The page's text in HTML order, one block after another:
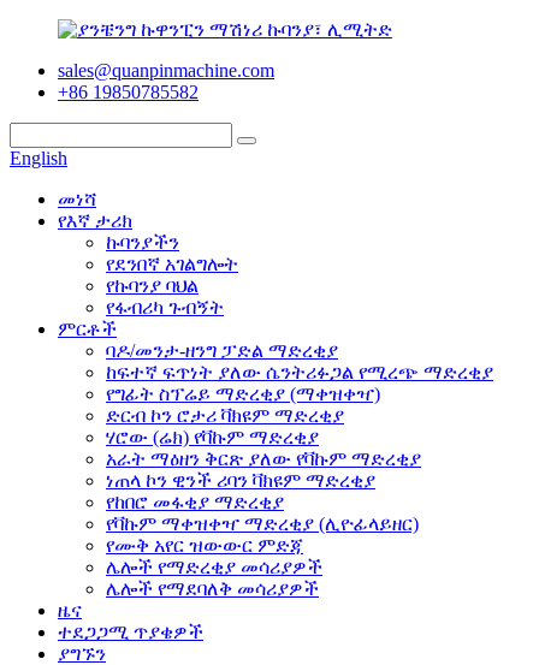
sales@quanpinmachine.com
+86 19850785582
English
መነሻ
የእኛ ታሪክ
ኩባንያችን
የደንበኛ አገልግሎት
የኩባንያ ባህል
የፋብሪካ ጉብኝት
ምርቶች
ባዶ/መንታ-ዘንግ ፓድል ማድረቂያ
ከፍተኛ ፍጥነት ያለው ሴንትሪፉጋል የሚረጭ ማድረቂያ
የግፊት ስፕሬይ ማድረቂያ (ማቀዝቀዣ)
ድርብ ኮን ሮታሪ ቫክዩም ማድረቂያ
ሃሮው (ሬክ) የቫኩም ማድረቂያ
አራት ማዕዘን ቅርጽ ያለው የቫኩም ማድረቂያ
ነጠላ ኮን ዊንች ሪባን ቫክዩም ማድረቂያ
የከበሮ መፋቂያ ማድረቂያ
የቫኩም ማቀዝቀዣ ማድረቂያ (ሊዮፊላይዘር)
የሙቅ አየር ዝውውር ምድጃ
ሌሎች የማድረቂያ መሳሪያዎች
ሌሎች የማደባለቅ መሳሪያዎች
ዜና
ተደጋጋሚ ጥያቄዎች
ያግኙን